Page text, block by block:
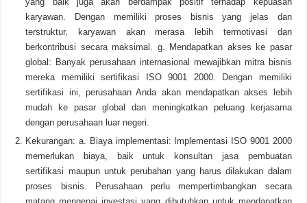
karyawan. Dengan memiliki proses bisnis yang jelas dan
terstruktur, karyawan akan merasa lebih termotivasi dan
berkontribusi secara maksimal. g. Mendapatkan akses ke pasar
global: Banyak perusahaan internasional mewajibkan mitra bisnis
mereka memiliki sertifikasi ISO 9001 2000. Dengan memiliki
sertifikasi ini, perusahaan Anda akan mendapatkan akses lebih
mudah ke pasar global dan meningkatkan peluang kerjasama
dengan perusahaan luar negeri.
Kekurangan: a. Biaya implementasi: Implementasi ISO 9001 2000
memerlukan biaya, baik untuk konsultan jasa pembuatan
sertifikasi maupun untuk perubahan yang harus dilakukan dalam
proses bisnis. Perusahaan perlu mempertimbangkan secara